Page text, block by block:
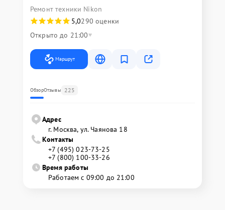
Ремонт техники Nikon
5,0290 оценки
Открыто до 21:00
Маршрут
ОбзорОтзывы 225
Адрес
г. Москва, ул. Чаянова 18
Контакты
+7 (495) 023-73-25
+7 (800) 100-33-26
Время работы
Работаем с 09:00 до 21:00